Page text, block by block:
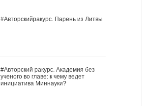
#Авторскийракурс. Парень из Литвы
#Авторский ракурс. Академия без
ученого во главе: к чему ведет
инициатива Миннауки?